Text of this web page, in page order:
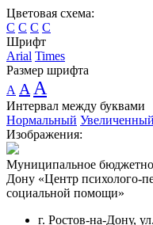
Цветовая схема:
C C C C
Шрифт
Arial Times
Размер шрифта
A A A
Интервал между буквами
Нормальный Увеличенный
Изображения:
Муниципальное
Дону «Центр психолого-
социальной помощи»
г. Ростов-на-Дону,